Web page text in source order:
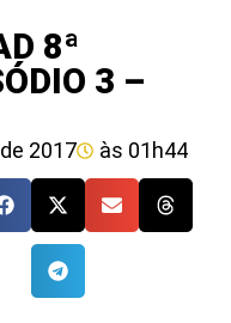
8ª
3 –
2017 às 01h44